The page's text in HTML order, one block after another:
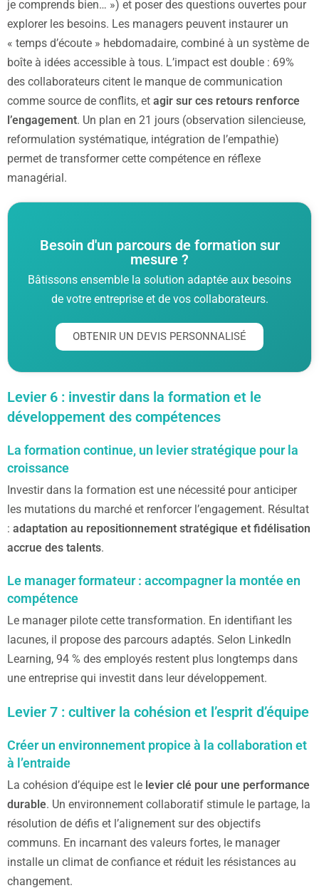
je comprends bien… ») et poser des questions ouvertes pour
explorer les besoins. Les managers peuvent instaurer un
« temps d’écoute » hebdomadaire, combiné à un système de
boîte à idées accessible à tous. L’impact est double : 69%
des collaborateurs citent le manque de communication
comme source de conflits, et agir sur ces retours renforce
l’engagement. Un plan en 21 jours (observation silencieuse,
reformulation systématique, intégration de l’empathie)
permet de transformer cette compétence en réflexe
managérial.
Besoin d'un parcours de formation sur
mesure ?
Bâtissons ensemble la solution adaptée aux besoins
de votre entreprise et de vos collaborateurs.
OBTENIR UN DEVIS PERSONNALISÉ
Levier 6 : investir dans la formation et le
développement des compétences
La formation continue, un levier stratégique pour la
croissance
Investir dans la formation est une nécessité pour anticiper
les mutations du marché et renforcer l’engagement. Résultat
: adaptation au repositionnement stratégique et fidélisation
accrue des talents.
Le manager formateur : accompagner la montée en
compétence
Le manager pilote cette transformation. En identifiant les
lacunes, il propose des parcours adaptés. Selon LinkedIn
Learning, 94 % des employés restent plus longtemps dans
une entreprise qui investit dans leur développement.
Levier 7 : cultiver la cohésion et l’esprit d’équipe
Créer un environnement propice à la collaboration et
à l’entraide
La cohésion d’équipe est le levier clé pour une performance
durable. Un environnement collaboratif stimule le partage, la
résolution de défis et l’alignement sur des objectifs
communs. En incarnant des valeurs fortes, le manager
installe un climat de confiance et réduit les résistances au
changement.